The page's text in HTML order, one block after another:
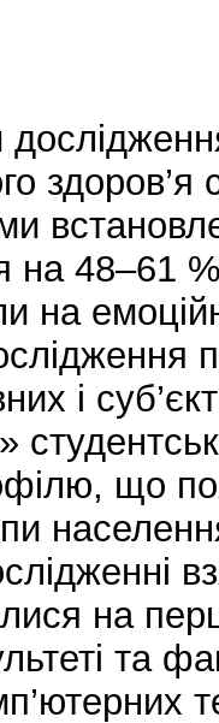
здоров’я
на 48–61
на
і
що
на
та